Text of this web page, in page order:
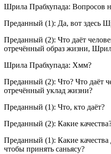
Шрила Прабхупада: Вопросов
Преданный (1): Да, вот здесь
Преданный (2): Что даёт
отречённый образ жизни,
Шрила Прабхупада: Хмм?
Преданный (2): Что? Что даёт
отречённый уклад жизни?
Преданный (1): Что, кто даёт?
Преданный (2): Какие
Преданный (1): Какие
чтобы принять саньясу?